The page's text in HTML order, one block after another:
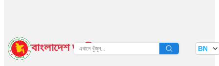
বাংলাদেশ জাতীয় তথ্য বাতায়ন BN